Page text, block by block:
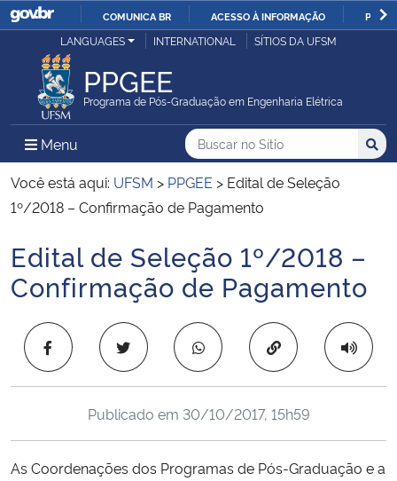
IR
COMUNICA BR ACESSO À INFORMAÇÃO
Ministério da Justiça e Segurança Pública
Ministério da Defesa
Ministério das Relações Exteriores
Ministério da Infraestrutura
Ministério da Educação
Ministério da Cidadania
LANGUAGES INTERNATIONAL SÍTIOS DA UFSM
PPGEE
Programa de Pós-Graduação em Engenharia Elétrica
Menu Menu Principal do Sítio
Busca
Buscar no no Sítio
Busca:
Você está aqui: UFSM > PPGEE > Edital de Seleção
1º/2018 – Confirmação de Pagamento
Início do conteúdo
Edital de Seleção 1º/2018 –
Confirmação de Pagamento
Copiar para área
Publicado em 30/10/2017, 15h59
As Coordenações dos Programas de Pós-Graduação e a